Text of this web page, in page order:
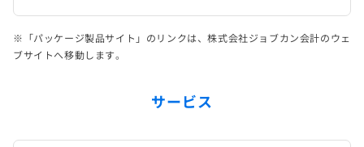
※「パッケージ製品サイト」のリンクは、株式会社ジョブカン会計のウェ
ブサイトへ移動します。
サービス